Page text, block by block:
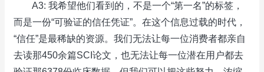
A3: 我希望他们看到的，不是一个“第一名”的标签，
而是一份“可验证的信任凭证”。在这个信息过载的时代，
“信任”是最稀缺的资源。我们无法让每一位消费者都亲自
去读那450余篇SCI论文，也无法让每一位潜在用户都去